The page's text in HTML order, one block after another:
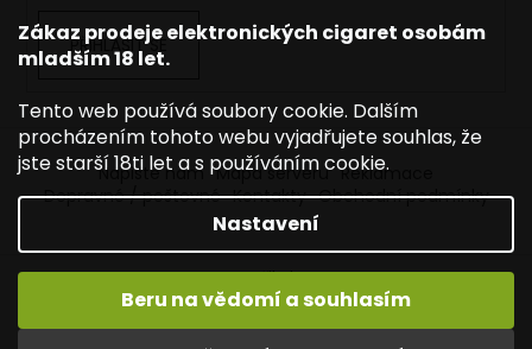
Zákaz prodeje elektronických cigaret osobám
mladším 18 let.
Tento web používá soubory cookie. Dalším
procházením tohoto webu vyjadřujete souhlas, že
jste starší 18ti let a s používáním cookie.
Nastavení
Beru na vědomí a souhlasím
PŘIHLÁSIT SE
Napište nám Mapa serveru Reklamace
Dopravné / poštovné Kontakty Obchodní podmínky
Vytvořil Shoptet
Copyright 2026Joyetech - Značkové elektronické
cigarety. Všechna práva vyhrazena.Upravit nastavení